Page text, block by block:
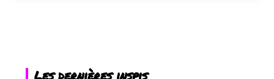
Les dernières inspis